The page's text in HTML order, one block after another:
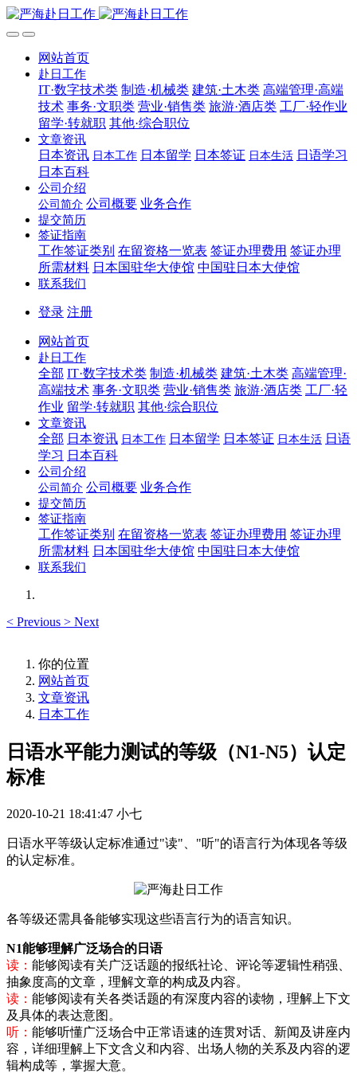
网站首页
赴日工作
IT·数字技术类 制造·机械类 建筑·土木类 高端管理·高端
技术 事务·文职类 营业·销售类 旅游·酒店类 工厂·轻作业
留学·转就职 其他·综合职位
文章资讯
日本资讯 日本工作 日本留学 日本签证 日本生活 日语学习
日本百科
公司介绍
公司简介 公司概要 业务合作
提交简历
签证指南
工作签证类别 在留资格一览表 签证办理费用 签证办理
所需材料 日本国驻华大使馆 中国驻日本大使馆
联系我们
登录 注册
网站首页
赴日工作
全部 IT·数字技术类 制造·机械类 建筑·土木类 高端管理·
高端技术 事务·文职类 营业·销售类 旅游·酒店类 工厂·轻
作业 留学·转就职 其他·综合职位
文章资讯
全部 日本资讯 日本工作 日本留学 日本签证 日本生活 日语
学习 日本百科
公司介绍
公司简介 公司概要 业务合作
提交简历
签证指南
工作签证类别 在留资格一览表 签证办理费用 签证办理
所需材料 日本国驻华大使馆 中国驻日本大使馆
联系我们
< Previous > Next
你的位置
网站首页
文章资讯
日本工作
日语水平能力测试的等级（N1-N5）认定
标准
2020-10-21 18:41:47 小七
日语水平等级认定标准通过"读"、"听"的语言行为体现各等级
的认定标准。
各等级还需具备能够实现这些语言行为的语言知识。
N1能够理解广泛场合的日语
读： 能够阅读有关广泛话题的报纸社论、评论等逻辑性稍强、
抽象度高的文章，理解文章的构成及内容。
读： 能够阅读有关各类话题的有深度内容的读物，理解上下文
及具体的表达意图。
听： 能够听懂广泛场合中正常语速的连贯对话、新闻及讲座内
容，详细理解上下文含义和内容、出场人物的关系及内容的逻
辑构成等，掌握大意。